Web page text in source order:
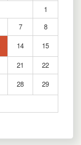
1
7 8
14 15
21
22
28 29